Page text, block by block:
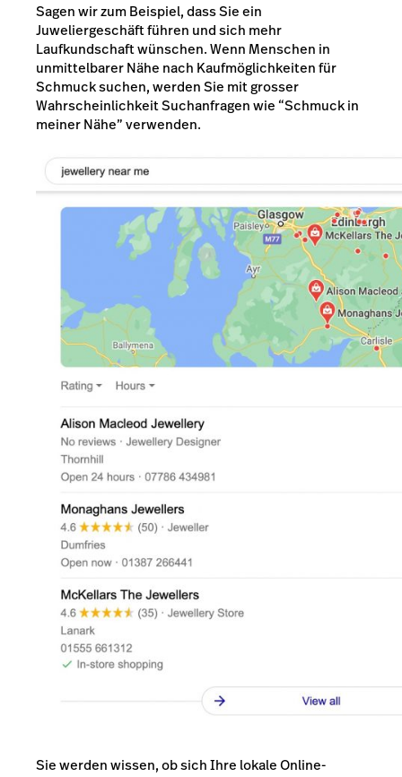
Sagen wir zum Beispiel, dass Sie ein
Juweliergeschäft führen und sich mehr
Laufkundschaft wünschen. Wenn Menschen in
unmittelbarer Nähe nach Kaufmöglichkeiten für
Schmuck suchen, werden Sie mit grosser
Wahrscheinlichkeit Suchanfragen wie “Schmuck in
meiner Nähe” verwenden.
Sie werden wissen, ob sich Ihre lokale Online-